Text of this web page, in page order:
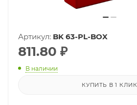
Артикул: BK 63-PL-BOX
811.80 ₽
В наличии
КУПИТЬ В 1 КЛИК